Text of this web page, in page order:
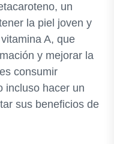
un
la piel joven y
A, que
y mejorar la
consumir
incluso hacer un
sus beneficios de